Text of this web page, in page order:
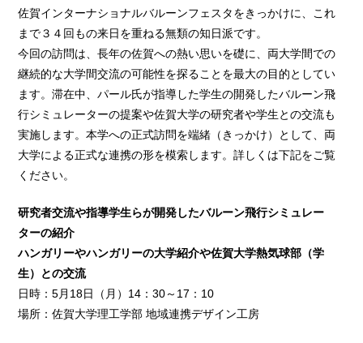
佐賀インターナショナルバルーンフェスタをきっかけに、これ
まで３４回もの来日を重ねる無類の知日派です。
今回の訪問は、長年の佐賀への熱い思いを礎に、両大学間での
継続的な大学間交流の可能性を探ることを最大の目的としてい
ます。滞在中、パール氏が指導した学生の開発したバルーン飛
行シミュレーターの提案や佐賀大学の研究者や学生との交流も
実施します。本学への正式訪問を端緒（きっかけ）として、両
大学による正式な連携の形を模索します。詳しくは下記をご覧
ください。
研究者交流や指導学生らが開発したバルーン飛行シミュレー
ターの紹介
ハンガリーやハンガリーの大学紹介や佐賀大学熱気球部（学
生）との交流
日時：5月18日（月）14：30～17：10
場所：佐賀大学理工学部 地域連携デザイン工房